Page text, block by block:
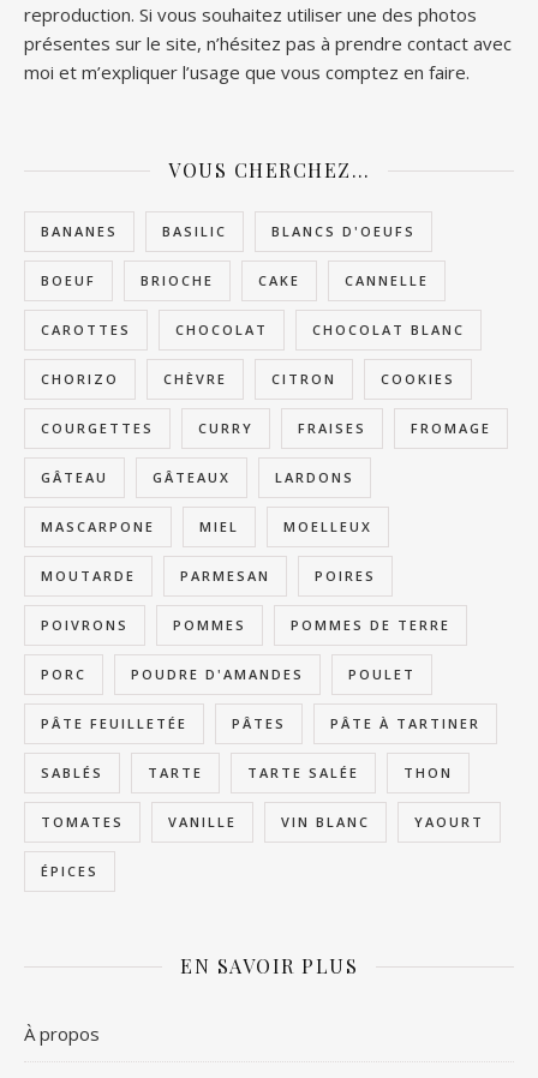
reproduction. Si vous souhaitez utiliser une des photos
présentes sur le site, n’hésitez pas à prendre contact avec
moi et m’expliquer l’usage que vous comptez en faire.
VOUS CHERCHEZ…
BANANES BASILIC BLANCS D'OEUFS
BOEUF BRIOCHE CAKE CANNELLE
CAROTTES CHOCOLAT CHOCOLAT BLANC
CHORIZO CHÈVRE CITRON COOKIES
COURGETTES CURRY FRAISES FROMAGE
GÂTEAU GÂTEAUX LARDONS
MASCARPONE MIEL MOELLEUX
MOUTARDE PARMESAN POIRES
POIVRONS POMMES POMMES DE TERRE
PORC POUDRE D'AMANDES POULET
PÂTE FEUILLETÉE PÂTES PÂTE À TARTINER
SABLÉS TARTE TARTE SALÉE THON
TOMATES VANILLE VIN BLANC YAOURT
ÉPICES
EN SAVOIR PLUS
À propos